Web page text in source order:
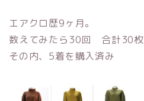
エアクロ歴9ヶ月。
数えてみたら30回 合計30枚
その内、5着を購入済み